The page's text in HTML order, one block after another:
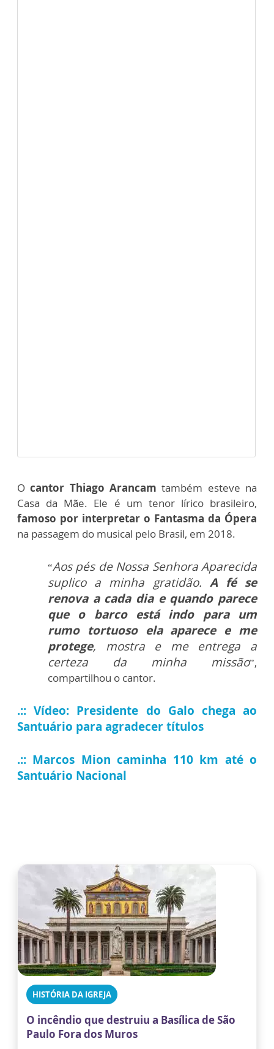
O cantor Thiago Arancam também esteve na
Casa da Mãe. Ele é um tenor lírico brasileiro,
famoso por interpretar o Fantasma da Ópera
na passagem do musical pelo Brasil, em 2018.
“Aos pés de Nossa Senhora Aparecida
suplico a minha gratidão. A fé se
renova a cada dia e quando parece
que o barco está indo para um
rumo tortuoso ela aparece e me
protege, mostra e me entrega a
certeza da minha missão”,
compartilhou o cantor.
.:: Vídeo: Presidente do Galo chega ao
Santuário para agradecer títulos
.:: Marcos Mion caminha 110 km até o
Santuário Nacional
HISTÓRIA DA IGREJA
O incêndio que destruiu a Basílica de São
Paulo Fora dos Muros